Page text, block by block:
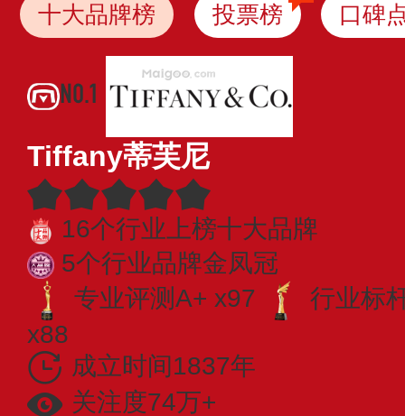
十大品牌榜 投票榜 口碑
NO.1
Tiffany蒂芙尼
16个行业上榜十大品牌
5个行业品牌金凤冠
专业评测A+ x97
行业标
x88
成立时间1837年
关注度74万+